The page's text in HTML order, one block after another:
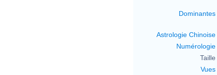
Dominantes
Astrologie Chinoise
Numérologie
Taille
Vues